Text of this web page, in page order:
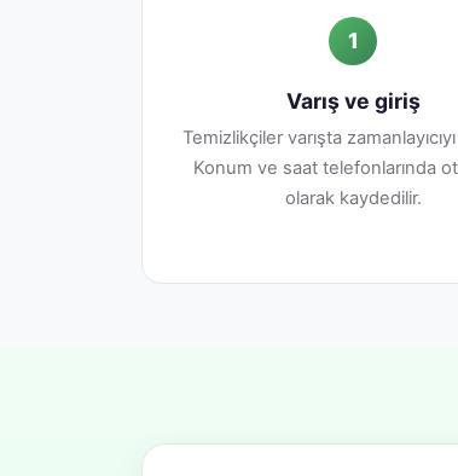
1
Varış ve giriş
Temizlikçiler varışta
Konum ve saat telefonlarında
olarak kaydedilir.